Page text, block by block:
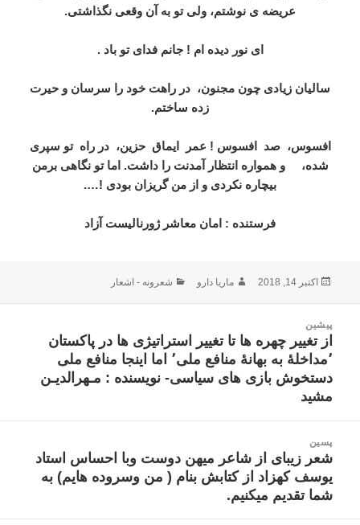
عریضه ی نوشتم، ولی تو به آن وقعی نگذاشتی.
ای نور دیده ام ! جانم فدای تو باد .
سالیان زیادی چون مجنون، در راهت خود را سرسان و حیرت
زده ساختم.
افسوس، صد افسوس ! عمر ایماق حزین، در راه تو سپری
شده،
و همواره انتظار آمدنت را داشت. اما تو نگاهی برمن
بیچاره نکردی و از من گریزان بودی !….
فرستنده : امان معاشر ژورنالیست آزاد
ارسال
اکتبر 14, 2018 نویسنده
ماریا دارو دسته‌ها
شعرونه - اشعار
نوشتهپیشین
نوشته
قبلی:
از تغییر چهره ها تا تغییر استراتیژی ها در پاکستان
٬مداخلۀ به بهانۀ منافع ملی٬ اما اینجا منافع ملی
دستخوش بازی های سیاسی- نویسنده : مـهرالدیـن
مشید
پسین
نوشته
بعدی:
شعر زیبای از شاعر میهن دوست وبا احساس استاد
یوسف کهزاد از کتابش بنام ( من وسروده هایم) به
شما تقدیم میکنیم.